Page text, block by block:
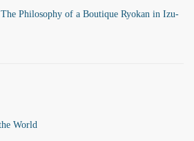
Philosophy of a Boutique Ryokan in Izu-
World